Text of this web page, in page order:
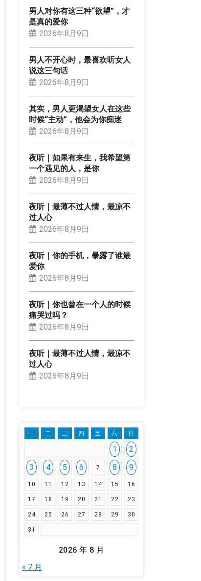
男人对你有这三种“欲望”，才
是真的爱你
2026年8月9日
男人不开心时，最喜欢听女人
说这三句话
2026年8月9日
其实，男人更渴望女人在这些
时候“主动”，他会为你痴迷
2026年8月9日
夜听｜如果有来生，我希望第
一个遇见的人，是你
2026年8月9日
夜听｜最薄不过人情，最凉不
过人心
2026年8月9日
夜听｜你的手机，暴露了谁最
爱你
2026年8月9日
夜听｜你也曾在一个人的时候
痛哭过吗？
2026年8月9日
夜听｜最薄不过人情，最凉不
过人心
2026年8月9日
2026 年 8 月
一 二 三 四 五 六 日
1
2
3
4 5 6 7 8 9
10 11 12 13 14 15 16
17 18 19 20 21 22 23
24 25 26 27 28 29 30
31
« 7 月